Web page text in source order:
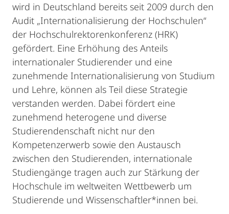
wird in Deutschland bereits seit 2009 durch den
Audit „Internationalisierung der Hochschulen“
der Hochschulrektorenkonferenz (HRK)
gefördert. Eine Erhöhung des Anteils
internationaler Studierender und eine
zunehmende Internationalisierung von Studium
und Lehre, können als Teil diese Strategie
verstanden werden. Dabei fördert eine
zunehmend heterogene und diverse
Studierendenschaft nicht nur den
Kompetenzerwerb sowie den Austausch
zwischen den Studierenden, internationale
Studiengänge tragen auch zur Stärkung der
Hochschule im weltweiten Wettbewerb um
Studierende und Wissenschaftler*innen bei.